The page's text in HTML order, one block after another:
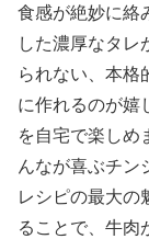
食感が絶妙に絡
した濃厚なタレ
られない、本格
に作れるのが嬉
を自宅で楽しめ
んなが喜ぶチン
レシピの最大の
ることで、牛肉